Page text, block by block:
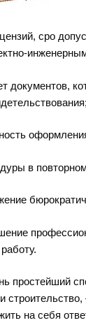
сро
документов,
в
простейший
на себя